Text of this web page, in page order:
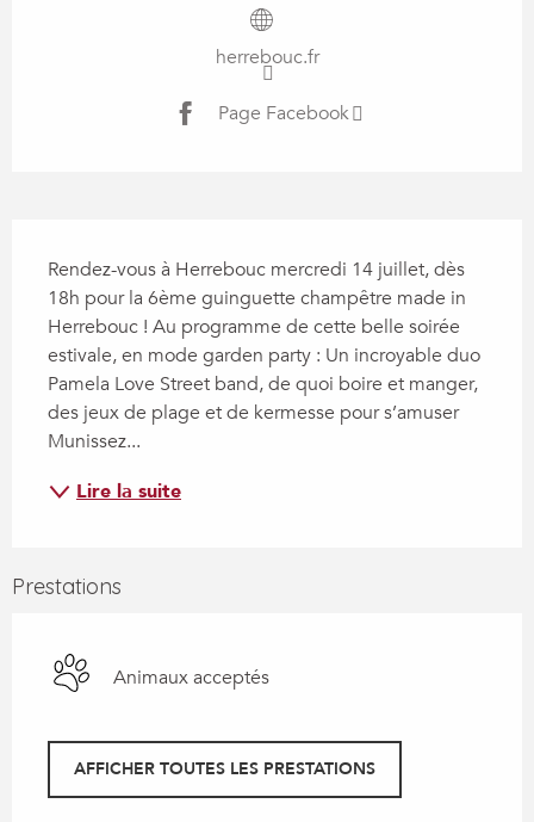
herrebouc.fr
Page Facebook
Rendez-vous à Herrebouc mercredi 14 juillet, dès
18h pour la 6ème guinguette champêtre made in
Herrebouc ! Au programme de cette belle soirée
estivale, en mode garden party : Un incroyable duo
Pamela Love Street band, de quoi boire et manger,
des jeux de plage et de kermesse pour s’amuser
Munissez...
Lire la suite
Prestations
Animaux acceptés
AFFICHER TOUTES LES PRESTATIONS